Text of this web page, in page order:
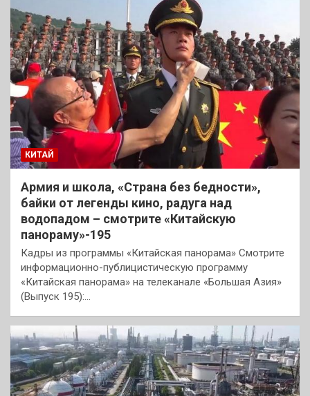
КИТАЙ
Армия и школа, «Страна без бедности»,
байки от легенды кино, радуга над
водопадом – смотрите «Китайскую
панораму»-195
Кадры из программы «Китайская панорама» Смотрите
информационно-публицистическую программу
«Китайская панорама» на телеканале «Большая Азия»
(Выпуск 195):…